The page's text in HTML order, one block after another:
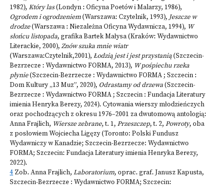
1982), Który las(Londyn : Oficyna Poetów i Malarzy, 1986),
Ogrodem i ogrodzeniem(Warszawa: Czytelnik, 1993), Jeszcze w
drodze(Warszawa : Niezależna Oficyna Wydawnicza, 1994), W
słońcu listopada, grafika Bartek Małysa (Kraków: Wydawnictwo
Literackie, 2000), Znów szuka mnie wiatr
(Warszawa:Czytelnik,2001), Łodzią jest i jest przystanią(Szczecin-
Bezrzecze : Wydawnictwo FORMA, 2013), W pośpiechu rzeka
płynie(Szczecin-Bezrzecze : Wydawnictwo FORMA ; Szczecin :
Dom Kultury „13 Muz”, 2020), Odrastamy od drzewa(Szczecin-
Bezrzecze : Wydawnictwo FORMA ; Szczecin : Fundacja Literatury
imienia Henryka Berezy, 2024). Cytowania wierszy młodzieńczych
oraz pochodzących z okresu 1976–2001 za dwutomową antologią:
Anna Frajlich, Wiersze zebrane, t. 1, Przeszczep, t. 2, Powroty, oba
z posłowiem Wojciecha Ligęzy (Toronto: Polski Fundusz
Wydawniczy w Kanadzie; Szczecin-Bezrzecze: Wydawnictwo
FORMA; Szczecin: Fundacja Literatury imienia Henryka Berezy,
2022).
4 Zob. Anna Frajlich, Laboratorium, oprac. graf. Janusz Kapusta,
Szczecin-Bezrzecze : Wydawnictwo FORMA; Szczecin: